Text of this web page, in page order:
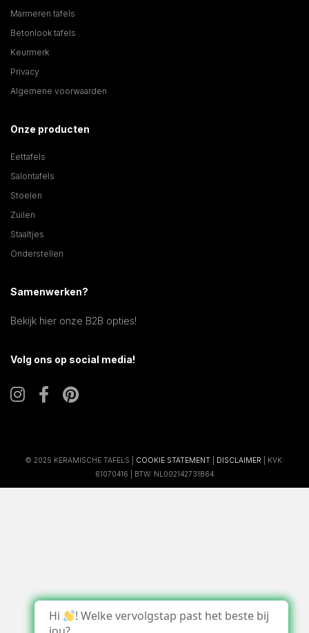
Marmeren tafels
Betonlook tafels
Keurmerk
Privacy
Algemene voorwaarden
Onze producten
Eettafels
Salontafels
Stoelen
Zuilen
Staaltjes
Onderstellen
Samenwerken?
Bekijk hier onze B2B opties!
Volg ons op social media!
© 2025 KERAMISCHE TAFELS | COOKIE STATEMENT DISCLAIMER | KVK:
61070416 | BTW: NL002142731B64
Hi
! Welke vervolgstap past het beste bij